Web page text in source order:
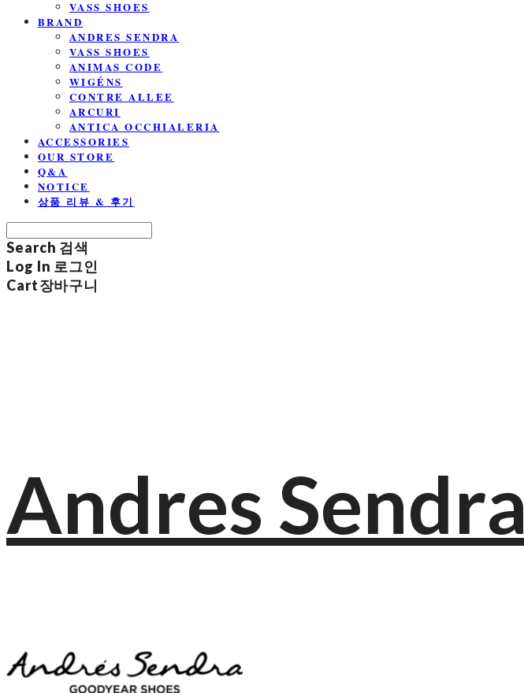
VASS SHOES
BRAND
ANDRES SENDRA
VASS SHOES
ANIMAS CODE
WIGÉNS
CONTRE ALLEE
ARCURI
ANTICA OCCHIALERIA
ACCESSORIES
OUR STORE
Q&A
NOTICE
상품 리뷰 & 후기
Search 검색
Log In 로그인
Cart장바구니
Andres Sendra